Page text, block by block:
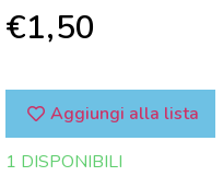
€1,50
Aggiungi alla lista
1 DISPONIBILI